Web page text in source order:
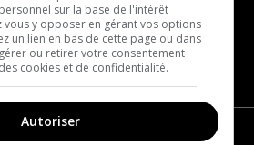
sur la base de l'intérêt
vous y opposer en gérant vos options
un lien en bas de cette page ou dans
ou retirer votre consentement
cookies et de confidentialité.
Autoriser